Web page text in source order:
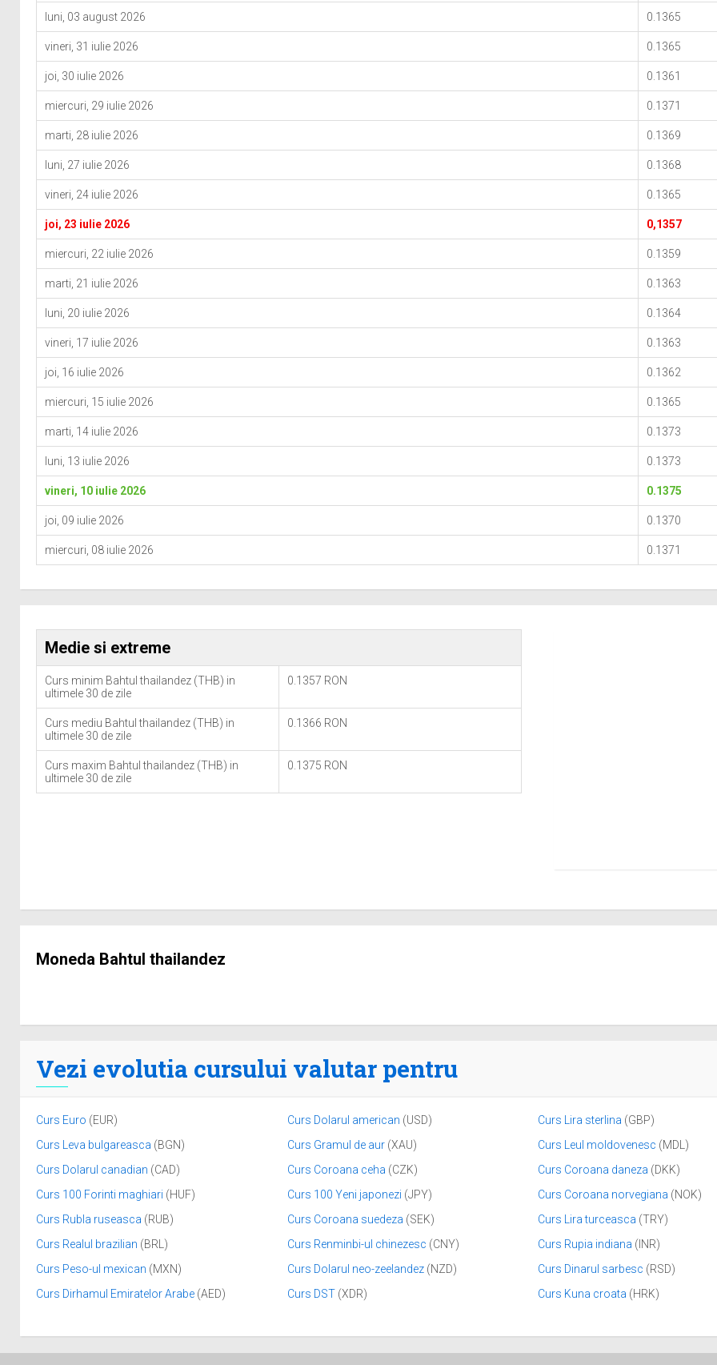
luni, 03 august 2026 0.1365
vineri, 31 iulie 2026 0.1365
joi, 30 iulie 2026 0.1361
miercuri, 29 iulie 2026 0.1371
marti, 28 iulie 2026 0.1369
luni, 27 iulie 2026 0.1368
vineri, 24 iulie 2026 0.1365
joi, 23 iulie 2026 0,1357
miercuri, 22 iulie 2026 0.1359
marti, 21 iulie 2026 0.1363
luni, 20 iulie 2026 0.1364
vineri, 17 iulie 2026 0.1363
joi, 16 iulie 2026 0.1362
miercuri, 15 iulie 2026 0.1365
marti, 14 iulie 2026 0.1373
luni, 13 iulie 2026 0.1373
vineri, 10 iulie 2026 0.1375
joi, 09 iulie 2026 0.1370
miercuri, 08 iulie 2026 0.1371
Medie si extreme
Curs minim Bahtul thailandez (THB) in
ultimele 30 de zile
0.1357 RON
Curs mediu Bahtul thailandez (THB) in
ultimele 30 de zile
0.1366 RON
Curs maxim Bahtul thailandez (THB) in
ultimele 30 de zile
0.1375 RON
Moneda Bahtul thailandez
Vezi evolutia cursului valutar pentru
Curs Euro (EUR) Curs Dolarul american (USD) Curs Lira sterlina (GBP)
Curs Leva bulgareasca (BGN) Curs Gramul de aur (XAU) Curs Leul moldovenesc (MDL)
Curs Dolarul canadian (CAD) Curs Coroana ceha (CZK) Curs Coroana daneza (DKK)
Curs 100 Forinti maghiari (HUF) Curs 100 Yeni japonezi (JPY) Curs Coroana norvegiana (NOK)
Curs Rubla ruseasca (RUB) Curs Coroana suedeza (SEK) Curs Lira turceasca (TRY)
Curs Realul brazilian (BRL) Curs Renminbi-ul chinezesc (CNY) Curs Rupia indiana (INR)
Curs Peso-ul mexican (MXN) Curs Dolarul neo-zeelandez (NZD) Curs Dinarul sarbesc (RSD)
Curs Dirhamul Emiratelor Arabe (AED) Curs DST (XDR) Curs Kuna croata (HRK)